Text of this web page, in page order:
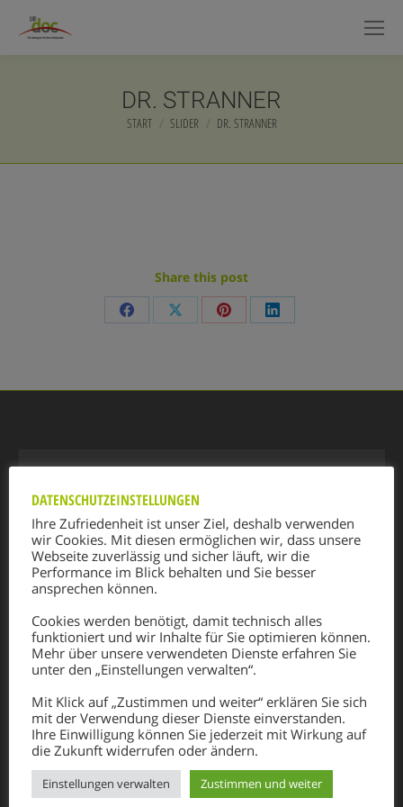
DR. STRANNER
Sie befinden sich hier:
START SLIDER DR. STRANNER
Share this post
Share Share Share Share
Adresse:
8132 Pernegg - Bahnstraße 3
+43 3867 8732
Finden Sie uns auf:
Facebook
page
opens
X
page
opens
RSS
page
opens
Linkedin
page
opens
E-
Mail
page
PRODUKTANGEBOT
DATENSCHUTZEINSTELLUNGEN
Ihre Zufriedenheit ist unser Ziel, deshalb verwenden
wir Cookies. Mit diesen ermöglichen wir, dass unsere
Webseite zuverlässig und sicher läuft, wir die
Performance im Blick behalten und Sie besser
ansprechen können.
Cookies werden benötigt, damit technisch alles
funktioniert und wir Inhalte für Sie optimieren können.
Mehr über unsere verwendeten Dienste erfahren Sie
unter den „Einstellungen verwalten“.
Mit Klick auf „Zustimmen und weiter“ erklären Sie sich
mit der Verwendung dieser Dienste einverstanden.
Ihre Einwilligung können Sie jederzeit mit Wirkung auf
die Zukunft widerrufen oder ändern.
Einstellungen verwalten Zustimmen und weiter